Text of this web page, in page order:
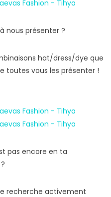
nous présenter ?
hat/dress/dye que
toutes vous les présenter !
pas encore en ta
recherche activement